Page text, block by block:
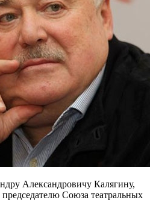
Александровичу Калягину,
Союза театральных